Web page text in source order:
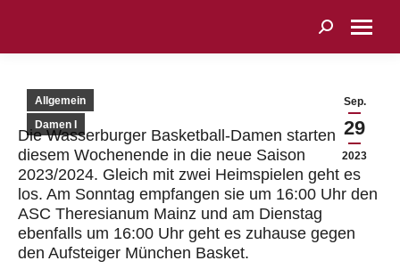
Search:
Sep.
29
2023
Allgemein
Damen I
Die Wasserburger Basketball-Damen starten an
diesem Wochenende in die neue Saison
2023/2024. Gleich mit zwei Heimspielen geht es
los. Am Sonntag empfangen sie um 16:00 Uhr den
ASC Theresianum Mainz und am Dienstag
ebenfalls um 16:00 Uhr geht es zuhause gegen
den Aufsteiger München Basket.